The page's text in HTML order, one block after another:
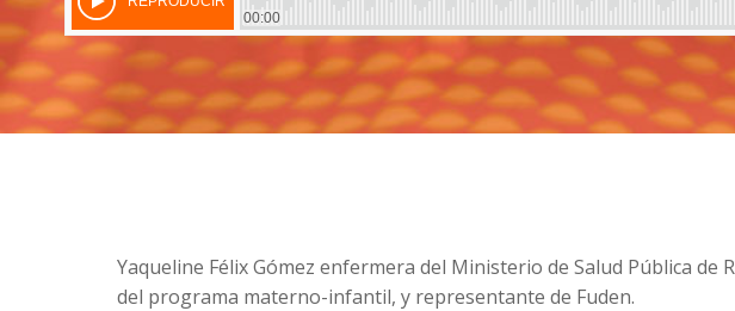
Yaqueline Félix Gómez enfermera del Ministerio de Salud Pública de
del programa materno-infantil, y representante de Fuden.